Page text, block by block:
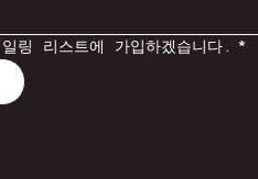
링 리스트에 가입하겠습니다. *